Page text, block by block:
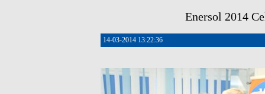
Enersol 2014
14-03-2014 13:22:36